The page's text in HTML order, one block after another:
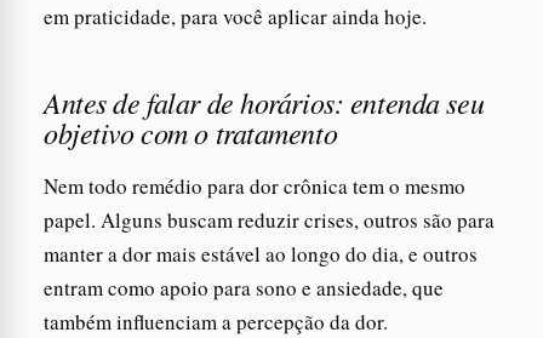
em praticidade, para você aplicar ainda hoje.
Antes de falar de horários: entenda seu
objetivo com o tratamento
Nem todo remédio para dor crônica tem o mesmo
papel. Alguns buscam reduzir crises, outros são para
manter a dor mais estável ao longo do dia, e outros
entram como apoio para sono e ansiedade, que
também influenciam a percepção da dor.